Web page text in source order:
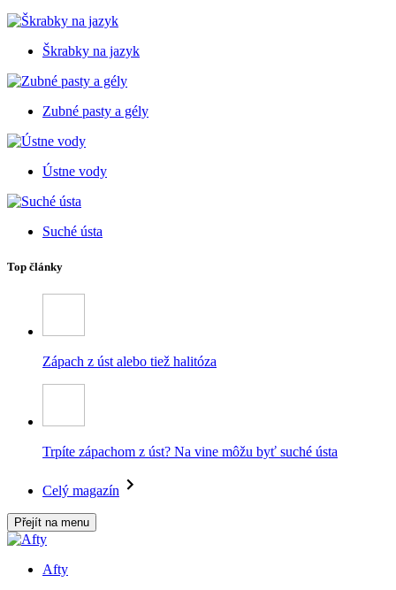
Škrabky na jazyk
Zubné pasty a gély
Ústne vody
Suché ústa
Top články
Zápach z úst alebo tiež halitóza
Trpíte zápachom z úst? Na vine môžu byť suché ústa
Celý magazín
Přejít na menu
Afty